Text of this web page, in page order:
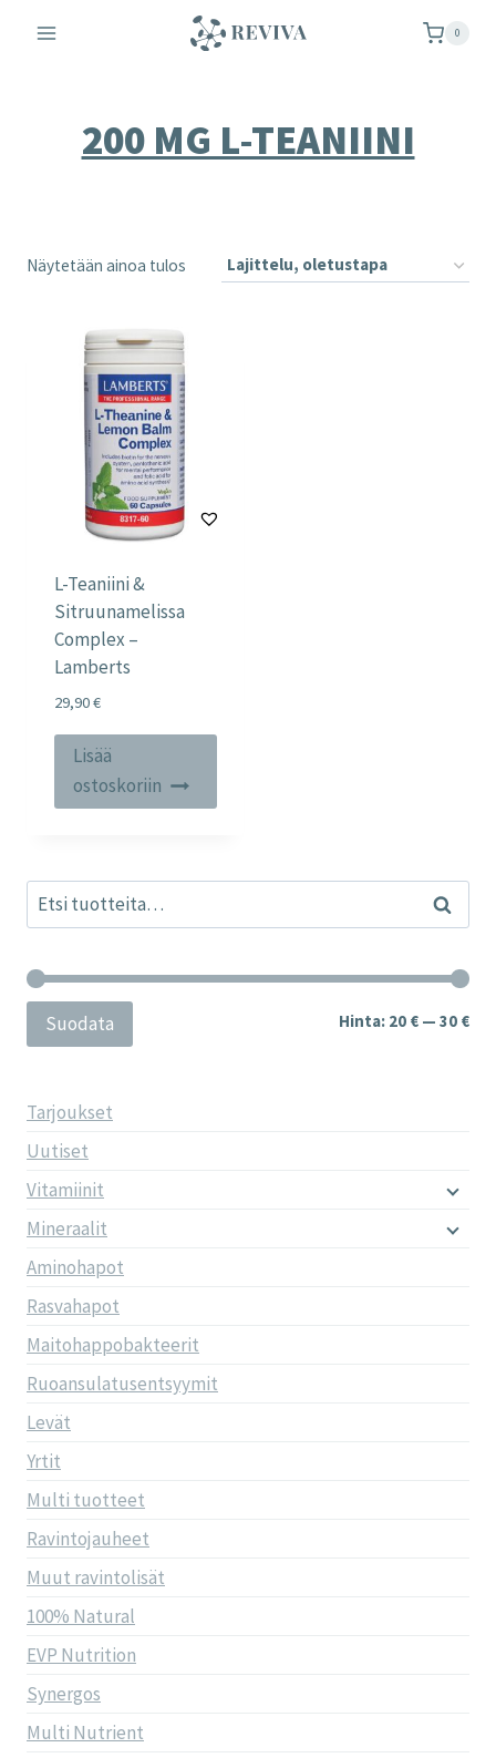
sisältöön
0
200 MG L-TEANIINI
Näytetään ainoa tulos
L-Teaniini &
Sitruunamelissa
Complex –
Lamberts
29,90€
Lisää
ostoskoriin
Etsi: Haku
Suodata Hinta: 20 € — 30 €
Tarjoukset
Uutiset
Vitamiinit
Mineraalit
Aminohapot
Rasvahapot
Maitohappobakteerit
Ruoansulatusentsyymit
Levät
Yrtit
Multi tuotteet
Ravintojauheet
Muut ravintolisät
100% Natural
EVP Nutrition
Synergos
Multi Nutrient